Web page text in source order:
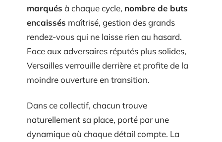
marqués à chaque cycle, nombre de buts
encaissés maîtrisé, gestion des grands
rendez-vous qui ne laisse rien au hasard.
Face aux adversaires réputés plus solides,
Versailles verrouille derrière et profite de la
moindre ouverture en transition.
Dans ce collectif, chacun trouve
naturellement sa place, porté par une
dynamique où chaque détail compte. La